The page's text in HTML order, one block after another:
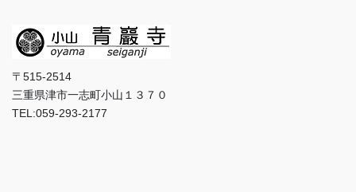
〒515-2514
三重県津市一志町小山１３７０
TEL:059-293-2177